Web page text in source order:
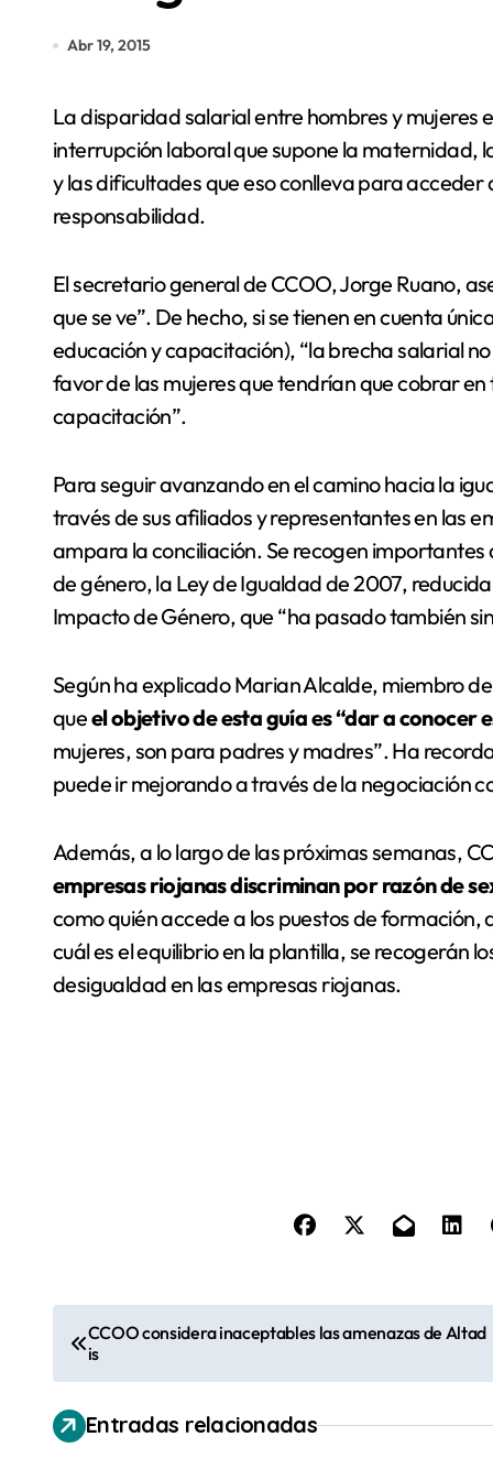
Abr 19, 2015
La disparidad salarial entre hombres y mujeres es una combinación de diversos factores: la
interrupción laboral que supone la maternidad,
y las dificultades que eso conlleva para
responsabilidad.
El secretario general de CCOO, Jorge Ruano,
que se ve”. De hecho, si se tienen en cuenta
educación y capacitación), “la brecha salarial
favor de las mujeres que tendrían que cobrar
capacitación”.
Para seguir avanzando en el camino hacia la
través de sus afiliados y representantes en las
ampara la conciliación. Se recogen
de género, la Ley de Igualdad de 2007,
Impacto de Género, que “ha pasado también
Según ha explicado Marian Alcalde, miembro
queel objetivo de esta guía es “dar a conocer
mujeres, son para padres y madres”. Ha
puede ir mejorando a través de la negociación
Además, a lo largo de las próximas semanas,
empresas riojanas discriminan por razón de
como quién accede a los puestos de
cuál es el equilibrio en la plantilla, se recogerán
desigualdad en las empresas riojanas.
a
v
CCOO considera inaceptables las amenazas de Altad
is
Entradas relacionadas